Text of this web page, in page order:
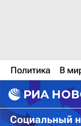
Политика В
Социальный